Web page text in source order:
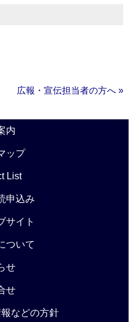
広報・宣伝担当者の方へ »
内
ップ
List
申込み
サイト
ついて
せ
せ
などの方針